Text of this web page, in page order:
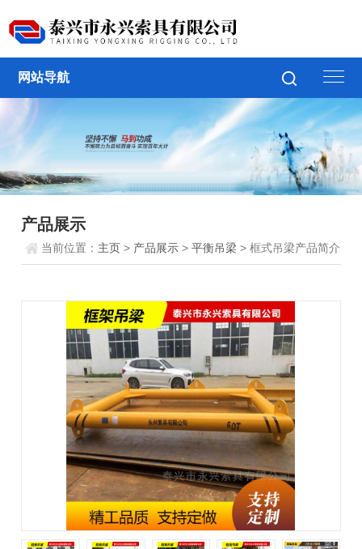
网站导航
产品展示
当前位置： 主页 > 产品展示 >平衡吊梁 > 框式吊梁产品简介